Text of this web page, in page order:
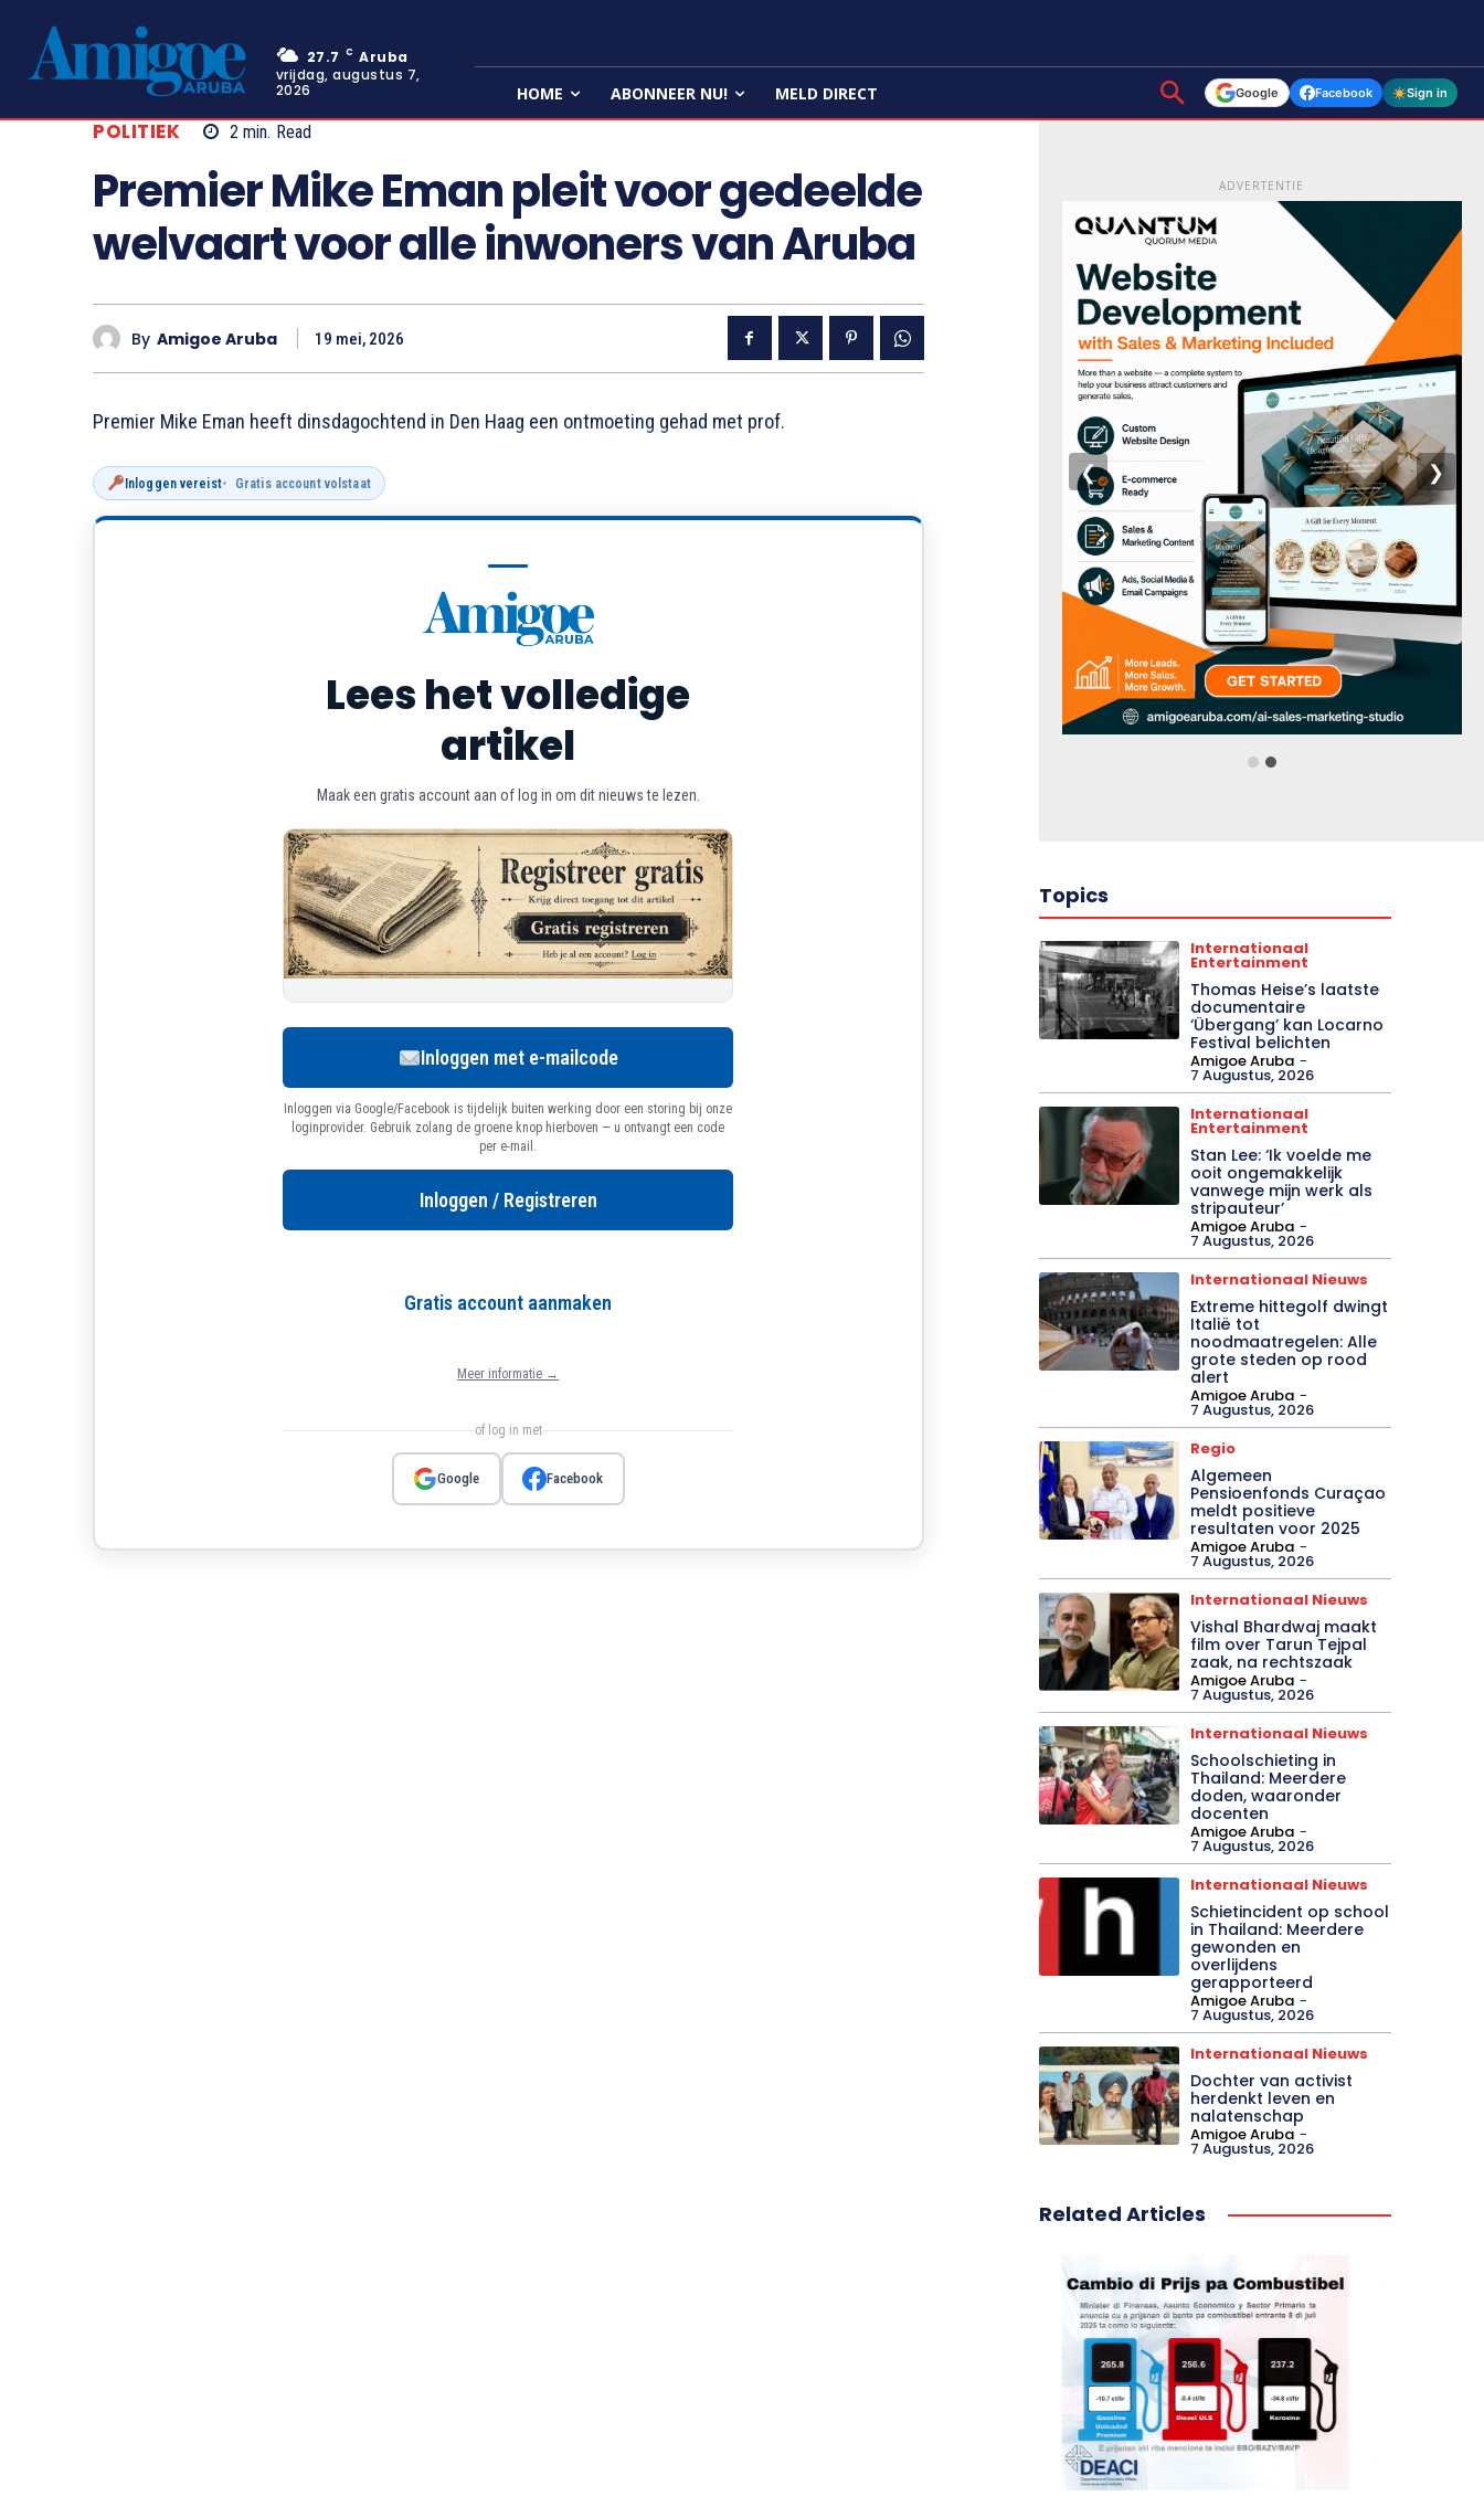
27.7 C Aruba
vrijdag, augustus 7,
2026
HOME ABONNEER NU! MELD DIRECT Google Facebook Sign in
POLITIEK 2 min. Read
Premier Mike Eman pleit voor gedeelde
welvaart voor alle inwoners van Aruba
By Amigoe Aruba 19 mei, 2026
Premier Mike Eman heeft dinsdagochtend in Den Haag een ontmoeting gehad met prof.
Inloggen vereist Gratis account volstaat
Lees het volledige
artikel
Maak een gratis account aan of log in om dit nieuws te lezen.
Inloggen met e-mailcode
Inloggen via Google/Facebook is tijdelijk buiten werking door een storing bij onze
loginprovider. Gebruik zolang de groene knop hierboven — u ontvangt een code
per e-mail.
Inloggen / Registreren
Gratis account aanmaken
Meer informatie →
of log in met
Google Facebook
ADVERTENTIE
❮ ❯
Topics
Internationaal
Entertainment
Thomas Heise’s laatste
documentaire
‘Übergang’ kan Locarno
Festival belichten
Amigoe Aruba -
7 Augustus, 2026
Internationaal
Entertainment
Stan Lee: ‘Ik voelde me
ooit ongemakkelijk
vanwege mijn werk als
stripauteur’
Amigoe Aruba -
7 Augustus, 2026
Internationaal Nieuws
Extreme hittegolf dwingt
Italië tot
noodmaatregelen: Alle
grote steden op rood
alert
Amigoe Aruba -
7 Augustus, 2026
Regio
Algemeen
Pensioenfonds Curaçao
meldt positieve
resultaten voor 2025
Amigoe Aruba -
7 Augustus, 2026
Internationaal Nieuws
Vishal Bhardwaj maakt
film over Tarun Tejpal
zaak, na rechtszaak
Amigoe Aruba -
7 Augustus, 2026
Internationaal Nieuws
Schoolschieting in
Thailand: Meerdere
doden, waaronder
docenten
Amigoe Aruba -
7 Augustus, 2026
Internationaal Nieuws
Schietincident op school
in Thailand: Meerdere
gewonden en
overlijdens
gerapporteerd
Amigoe Aruba -
7 Augustus, 2026
Internationaal Nieuws
Dochter van activist
herdenkt leven en
nalatenschap
Amigoe Aruba -
7 Augustus, 2026
Related Articles